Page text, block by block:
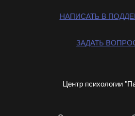
НАПИСАТЬ В
ЗАДАТЬ
Центр психологии